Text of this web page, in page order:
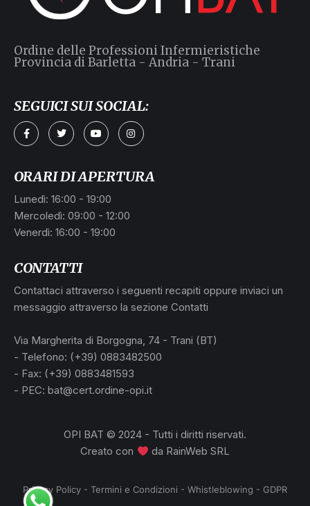
CONTATTI
Contattaci attraverso i seguenti recapiti oppure inviaci un
messaggio attraverso la sezione Contatti
Via Margherita di Borgogna, 74 - Trani (BT)
- Telefono: (+39) 0883482500
- Fax: (+39) 0883481593
- PEC: bat@cert.ordine-opi.it
ORARI DI APERTURA
Lunedì: 16:00 - 19:00
Mercoledì: 09:00 - 12:00
Venerdì: 16:00 - 19:00
Ordine delle Professioni Infermieristiche
Provincia di Barletta - Andria - Trani
SEGUICI SUI SOCIAL:
OPI BAT © 2024 - Tutti i diritti riservati.
Creato con
da RainWeb SRL
Privacy Policy - Termini e Condizioni - Whistleblowing - GDPR